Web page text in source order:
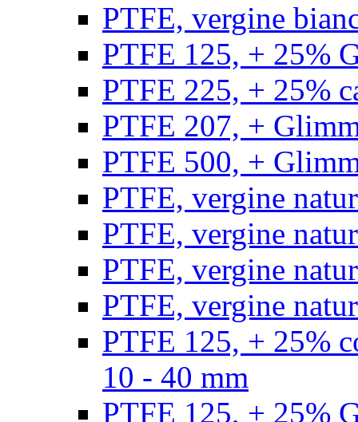
PTFE, vergine
PTFE 125, + 25%
PTFE 225, + 25%
PTFE 207, +
PTFE 500, +
PTFE, vergine
PTFE, vergine
PTFE, vergine
PTFE, vergine
PTFE 125, + 25%
10 - 40 mm
PTFE 125, + 25%